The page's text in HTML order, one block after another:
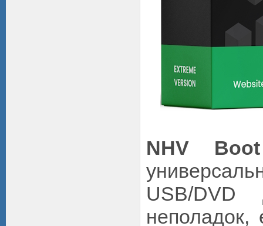
NHV
USB/DVD